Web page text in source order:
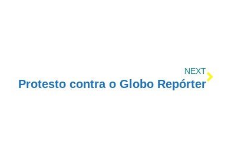
NEXT
Protesto contra o Globo Repórter